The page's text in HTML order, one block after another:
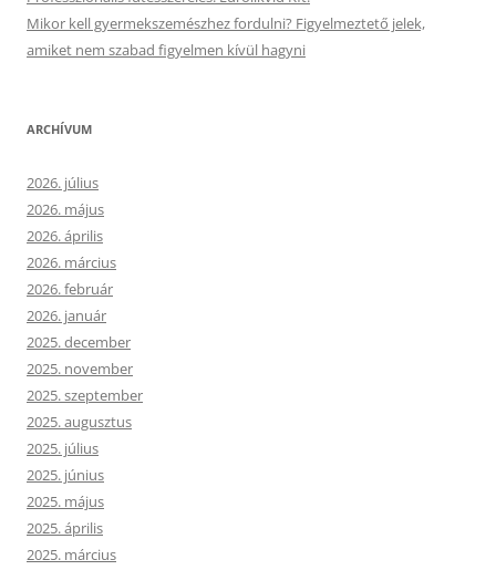
Mikor kell gyermekszemészhez fordulni? Figyelmeztető jelek,
amiket nem szabad figyelmen kívül hagyni
ARCHÍVUM
2026. július
2026. május
2026. április
2026. március
2026. február
2026. január
2025. december
2025. november
2025. szeptember
2025. augusztus
2025. július
2025. június
2025. május
2025. április
2025. március